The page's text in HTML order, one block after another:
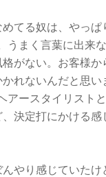
めてる奴は、やっぱ
うまく言葉に出来
がない。お客様か
れないんだと思い
アースタイリスト
決定打にかける感
やり感じていたけ